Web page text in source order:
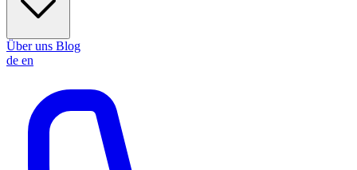
Über uns Blog
de en